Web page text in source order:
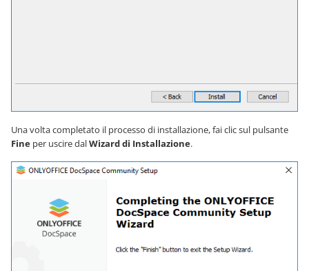
Una volta completato il processo di installazione, fai clic sul pulsante
Fine per uscire dalWizard di Installazione.